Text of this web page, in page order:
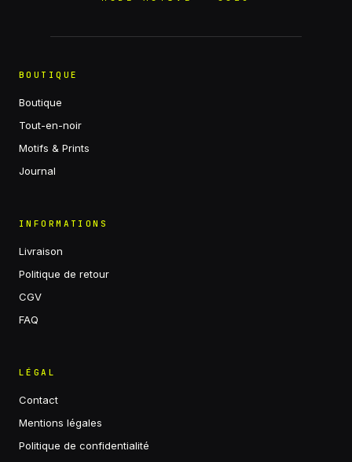
BOUTIQUE
Boutique
Tout-en-noir
Motifs & Prints
Journal
INFORMATIONS
Livraison
Politique de retour
CGV
FAQ
LÉGAL
Contact
Mentions légales
Politique de confidentialité